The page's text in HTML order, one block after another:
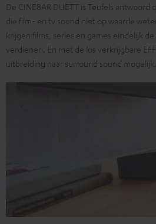
De CINEBAR DUETT is Teufels
die film- en tv sound niet op waarde
krijgen films, series en games eindelijk
verdienen. En met de los verkrijgbare
uitbreiding naar surround sound mogelijk.